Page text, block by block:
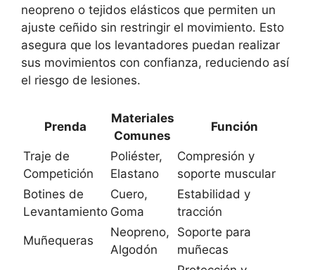
neopreno o tejidos elásticos que permiten un
ajuste ceñido sin restringir el movimiento. Esto
asegura que los levantadores puedan realizar
sus movimientos con confianza, reduciendo así
el riesgo de lesiones.
Prenda
Materiales
Comunes
Función
Traje de
Competición
Poliéster,
Elastano
Compresión y
soporte muscular
Botines de
Levantamiento
Cuero,
Goma
Estabilidad y
tracción
Muñequeras
Neopreno,
Algodón
Soporte para
muñecas